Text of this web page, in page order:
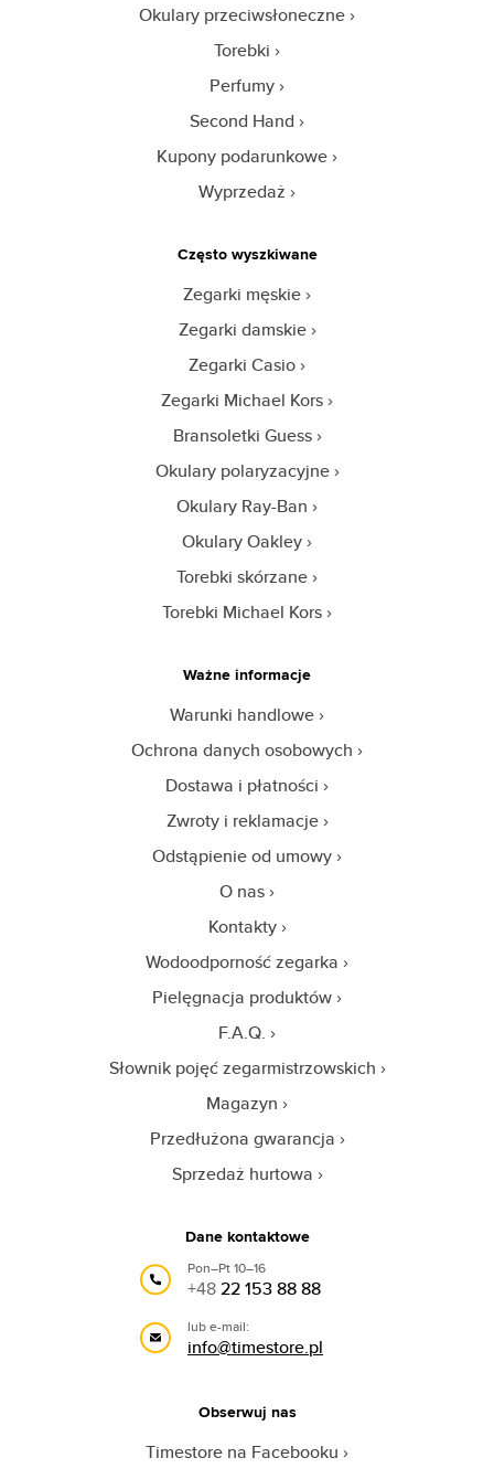
Okulary przeciwsłoneczne
Torebki
Perfumy
Second Hand
Kupony podarunkowe
Wyprzedaż
Często wyszkiwane
Zegarki męskie
Zegarki damskie
Zegarki Casio
Zegarki Michael Kors
Bransoletki Guess
Okulary polaryzacyjne
Okulary Ray-Ban
Okulary Oakley
Torebki skórzane
Torebki Michael Kors
Ważne informacje
Warunki handlowe
Ochrona danych osobowych
Dostawa i płatności
Zwroty i reklamacje
Odstąpienie od umowy
O nas
Kontakty
Wodoodporność zegarka
Pielęgnacja produktów
F.A.Q.
Słownik pojęć zegarmistrzowskich
Magazyn
Przedłużona gwarancja
Sprzedaż hurtowa
Dane kontaktowe
Pon–Pt 10–16
+4822 153 88 88
lub e-mail:
info@timestore.pl
Obserwuj nas
Timestore na Facebooku